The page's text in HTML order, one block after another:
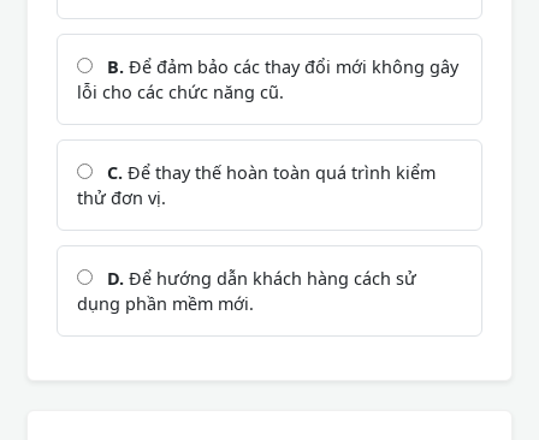
B. Để đảm bảo các thay đổi mới không gây
lỗi cho các chức năng cũ.
C. Để thay thế hoàn toàn quá trình kiểm
thử đơn vị.
D. Để hướng dẫn khách hàng cách sử
dụng phần mềm mới.